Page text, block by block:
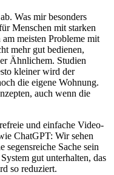
Was mir besonders
Menschen mit starken
meisten Probleme mit
mehr gut bedienen,
Ähnlichem. Studien
kleiner wird der
die eigene Wohnung.
auch wenn die
und einfache Video-
ChatGPT: Wir sehen
segensreiche Sache sein
gut unterhalten, das
so reduziert.